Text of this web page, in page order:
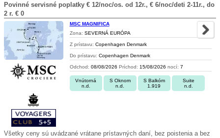
Povinné servisné poplatky € 12/noc/os. od 12r., € 6/noc/deti 2-11r., do
2 r. € 0
MSC MAGNIFICA
Zona: SEVERNÁ EURÓPA
Z prístavu: Copenhagen Denmark
Do prístavu: Copenhagen Denmark
Odchod: 08/08/2026 Príchod: 15/08/2026 nocí: 7
Vnútorná
n.d.
S Oknom
n.d.
S Balkóm
1.919
Suite
n.d.
Všetky ceny sú uvádzané vrátane prístavných daní, bez poistenia a bez